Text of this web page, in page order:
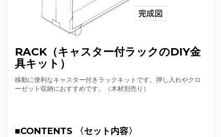
RACK（キャスター付ラックのDIY金
具キット）
移動に便利なキャスター付きラックキットです。押し入れやクロ
ーゼット収納におすすめです。（木材別売り）
■CONTENTS 〈セット内容〉